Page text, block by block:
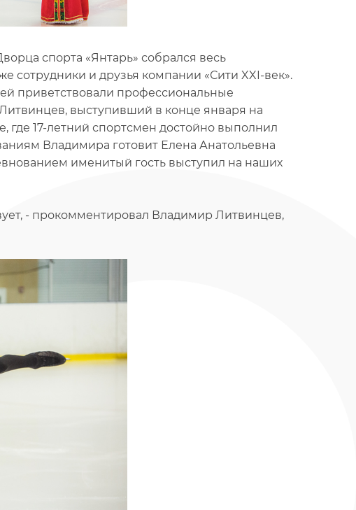
спорта «Янтарь» собрался весь
сотрудники и друзья компании «Сити XXI-век».
приветствовали профессиональные
выступивший в конце января на
17-летний спортсмен достойно выполнил
Владимира готовит Елена Анатольевна
именитый гость выступил на наших
- прокомментировал Владимир Литвинцев,